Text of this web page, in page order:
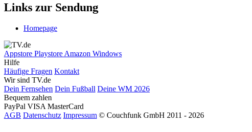
Links zur Sendung
Homepage
Appstore Playstore Amazon Windows
Hilfe
Häufige Fragen Kontakt
Wir sind TV.de
Dein Fernsehen Dein Fußball Deine WM 2026
Bequem zahlen
PayPal VISA MasterCard
AGB Datenschutz Impressum © Couchfunk GmbH 2011 - 2026